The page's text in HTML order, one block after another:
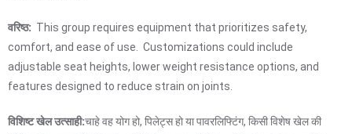
वरिष्ठ: This group requires equipment that prioritizes safety,
comfort, and ease of use. Customizations could include
adjustable seat heights, lower weight resistance options, and
features designed to reduce strain on joints.
विशिष्ट खेल उत्साही:चाहे वह योग हो, पिलेट्स हो या पावरलिफ्टिंग, किसी विशेष खेल की